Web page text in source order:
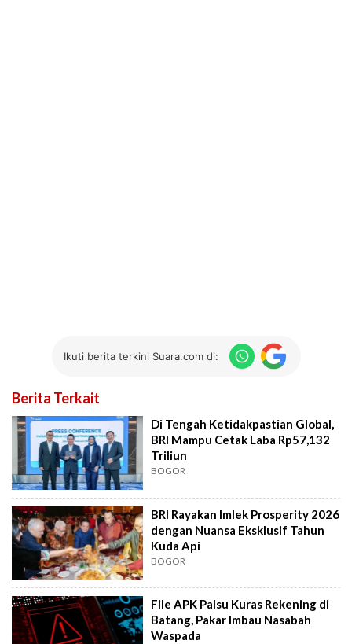
Ikuti berita terkini Suara.com di:
Berita Terkait
Di Tengah Ketidakpastian Global,
BRI Mampu Cetak Laba Rp57,132
Triliun
BOGOR
BRI Rayakan Imlek Prosperity 2026
dengan Nuansa Eksklusif Tahun
Kuda Api
BOGOR
File APK Palsu Kuras Rekening di
Batang, Pakar Imbau Nasabah
Waspada